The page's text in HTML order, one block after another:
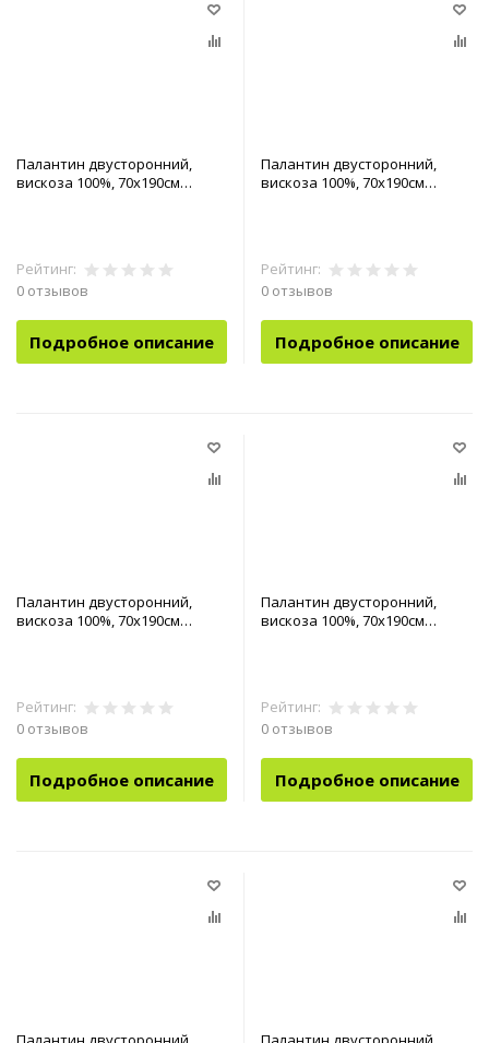
Палантин двусторонний,
вискоза 100%, 70х190см
Рейтинг:
0 отзывов
Подробное описание
Палантин двусторонний,
вискоза 100%, 70х190см
Рейтинг:
0 отзывов
Подробное описание
Палантин двусторонний,
вискоза 100%, 70х190см
Рейтинг:
0 отзывов
Подробное описание
Палантин двусторонний,
вискоза 100%, 70х190см
Рейтинг:
0 отзывов
Подробное описание